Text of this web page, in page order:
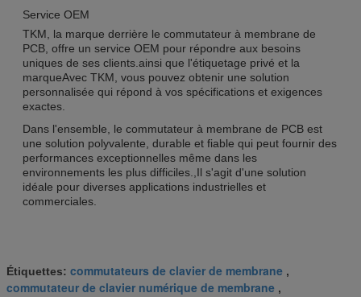
Service OEM
TKM, la marque derrière le commutateur à membrane de
PCB, offre un service OEM pour répondre aux besoins
uniques de ses clients.ainsi que l'étiquetage privé et la
marqueAvec TKM, vous pouvez obtenir une solution
personnalisée qui répond à vos spécifications et exigences
exactes.
Dans l'ensemble, le commutateur à membrane de PCB est
une solution polyvalente, durable et fiable qui peut fournir des
performances exceptionnelles même dans les
environnements les plus difficiles.,Il s'agit d'une solution
idéale pour diverses applications industrielles et
commerciales.
Étiquettes: commutateurs de clavier de membrane ,
commutateur de clavier numérique de membrane ,